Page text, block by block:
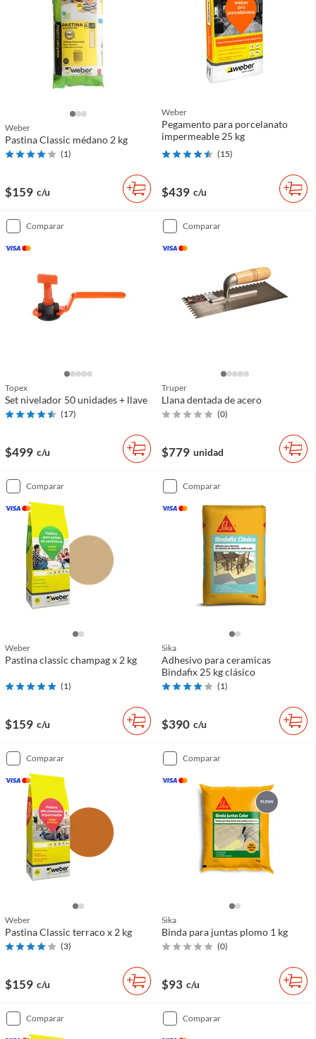
Weber
Pastina Classic médano 2 kg
(1)
$159 c/u
Weber
Pegamento para porcelanato
impermeable 25 kg
(15)
$439 c/u
comparar
Topex
Set nivelador 50 unidades + llave
(17)
$499 c/u
comparar
Truper
Llana dentada de acero
(0)
$779 unidad
comparar
Weber
Pastina classic champag x 2 kg
(1)
$159 c/u
comparar
Sika
Adhesivo para ceramicas
Bindafix 25 kg clásico
(1)
$390 c/u
comparar
Weber
Pastina Classic terraco x 2 kg
(3)
$159 c/u
comparar
Sika
Binda para juntas plomo 1 kg
(0)
$93 c/u
comparar comparar